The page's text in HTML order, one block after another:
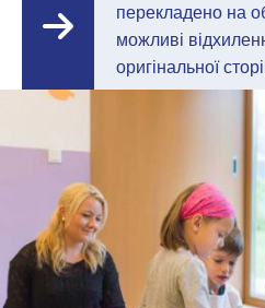
перекладено на
можливі
оригінальної